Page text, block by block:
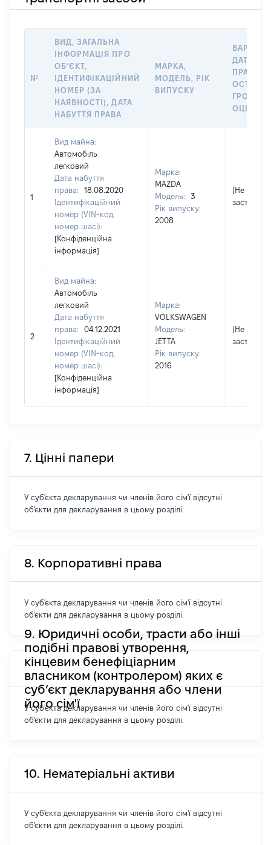
№
ВИД, ЗАГАЛЬНА
ІНФОРМАЦІЯ ПРО
ОБʼЄКТ,
ІДЕНТИФІКАЦІЙНИЙ
НОМЕР (ЗА
НАЯВНОСТІ), ДАТА
НАБУТТЯ ПРАВА
МАРКА,
МОДЕЛЬ, РІК
ВИПУСКУ
ДАТУ
ПРАВА
1
Вид майна:
Автомобіль
легковий
Дата набуття
права:
18.08.2020
Ідентифікаційний
номер (VIN-код,
номер шасі):
[Конфіденційна
інформація]
Марка:
MAZDA
Модель:
3
Рік випуску:
2008
[Не
2
Вид майна:
Автомобіль
легковий
Дата набуття
права:
04.12.2021
Ідентифікаційний
номер (VIN-код,
номер шасі):
[Конфіденційна
інформація]
Марка:
VOLKSWAGEN
Модель:
JETTA
Рік випуску:
2016
[Не
7. Цінні папери
У суб'єкта декларування чи членів його сім'ї відсутні
об'єкти для декларування в цьому розділі.
8. Корпоративні права
У суб'єкта декларування чи членів його сім'ї відсутні
об'єкти для декларування в цьому розділі.
9. Юридичні особи, трасти або інші
подібні правові утворення,
кінцевим бенефіціарним
власником (контролером) яких є
суб’єкт декларування або члени
його сім'ї
У суб'єкта декларування чи членів його сім'ї відсутні
об'єкти для декларування в цьому розділі.
10. Нематеріальні активи
У суб'єкта декларування чи членів його сім'ї відсутні
об'єкти для декларування в цьому розділі.